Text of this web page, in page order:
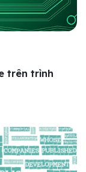
trên trình